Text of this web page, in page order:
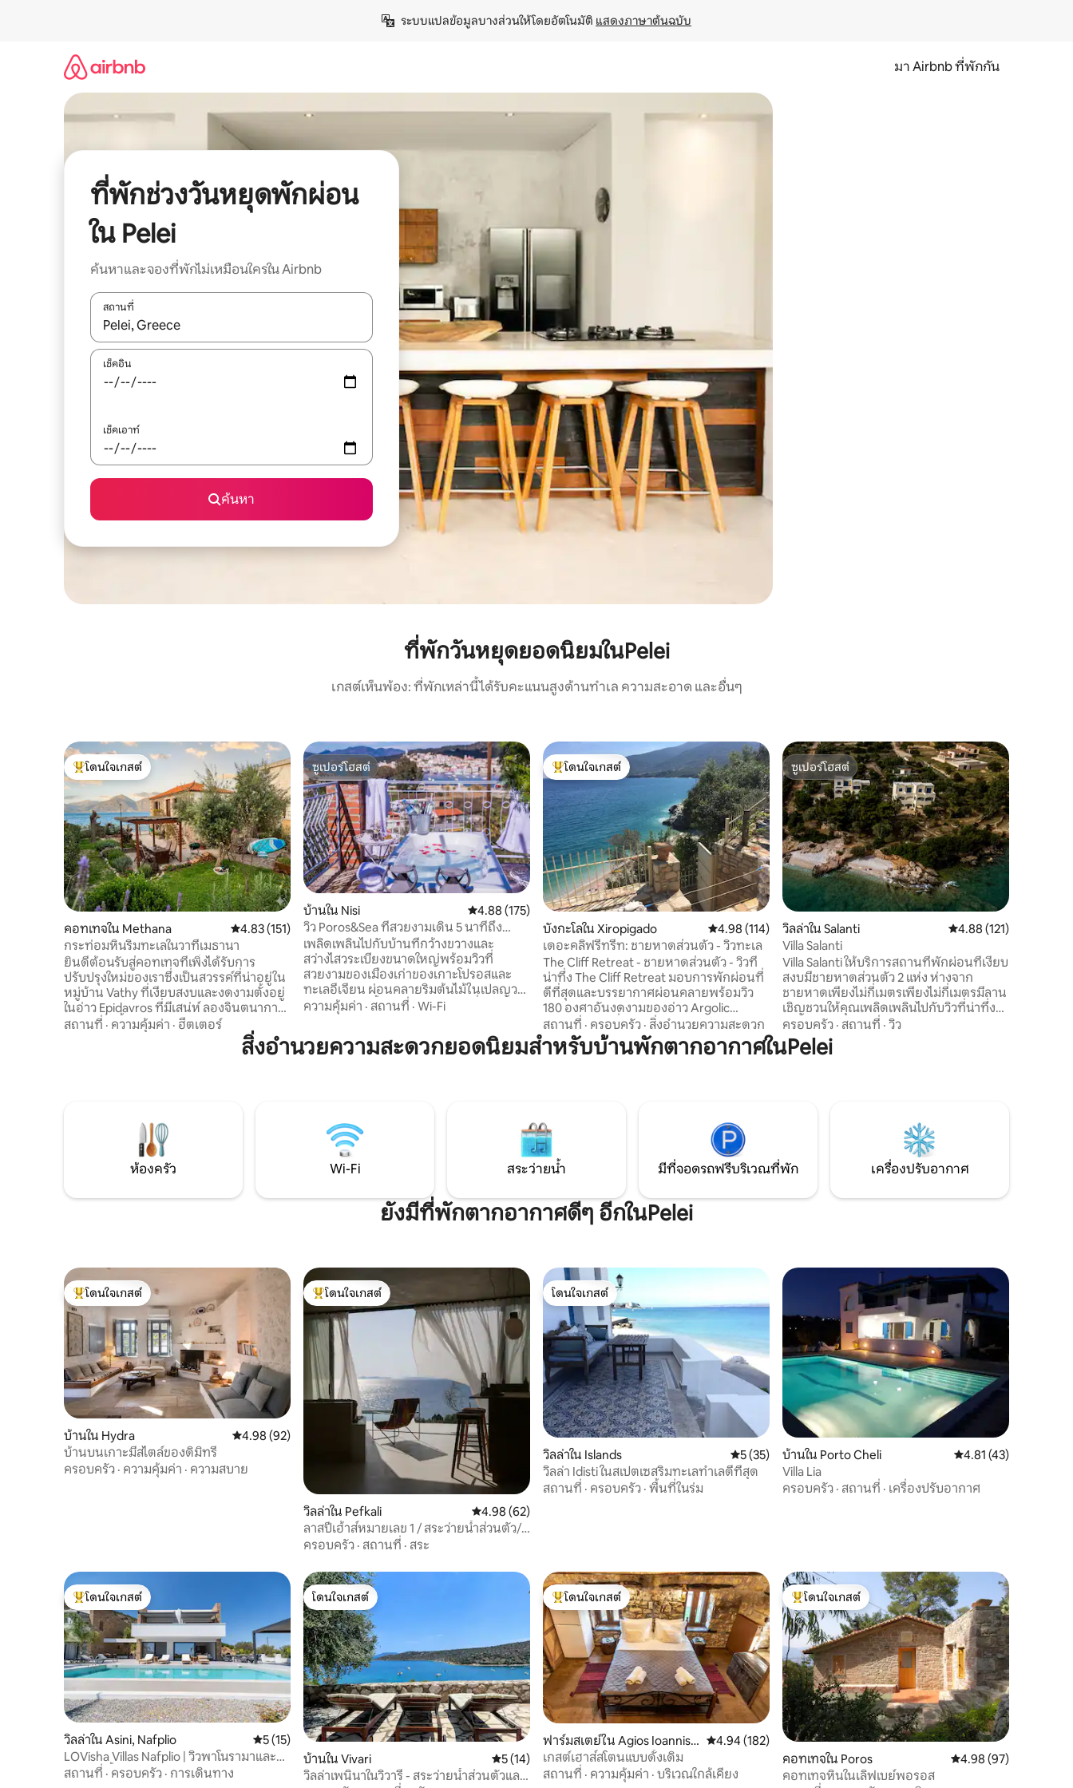
ระบบแปลข้อมูลบางส่วนให้โดยอัตโนมัติ แสดงภาษาต้นฉบับ
มา Airbnb ที่พักกัน
ที่พักช่วงวันหยุดพักผ่อน
ใน Pelei
ค้นหาและจองที่พักไม่เหมือนใครใน Airbnb
สถานที่
ใช้ลูกศรขึ้นลง หรือใช้การสัมผัสหรือปัด เพื่อสำรวจผลการค้นหา
เช็คอิน
เช็คเอาท์
ค้นหา
ที่พักวันหยุดยอดนิยมในPelei
เกสต์เห็นพ้อง: ที่พักเหล่านี้ได้รับคะแนนสูงด้านทำเล ความสะอาด และอื่นๆ
โดนใจเกสต์ที่สุด
โดนใจเกสต์
คอทเทจใน Methana คะแนนเฉลี่ย 4.83 จาก 5, 151 รีวิว
4.83 (151)
กระท่อมหินริมทะเลในวาทีเมธานา
ยินดีต้อนรับสู่คอทเทจที่เพิ่งได้รับการ
ปรับปรุงใหม่ของเราซึ่งเป็นสวรรค์ที่น่าอยู่ใน
หมู่บ้าน Vathy ที่เงียบสงบและงดงามตั้งอยู่
ในอ่าว Epidavros ที่มีเสน่ห์ ลองจินตนาการ
ถึงการตื่นขึ้นมาฟังเสียงเบาๆของทะเลห่าง
จากหน้าประตูของคุณเพียงไม่กี่ก้าว ไม่ว่า
คุณจะเป็นนักว่ายน้ำตัวยงชาวประมงที่
ปุยของคุณสามารถเล่นได้อย่างปลอดภัย
สถานที่ · ความคุ้มค่า · ฮีตเตอร์
ซูเปอร์โฮสต์
ซูเปอร์โฮสต์
บ้านใน Nisi คะแนนเฉลี่ย 4.88 จาก 5, 175 รีวิว
4.88 (175)
วิว Poros&Sea ที่สวยงามเดิน 5 นาทีถึง
ชายหาด!
เพลิดเพลินไปกับบ้านที่กว้างขวางและ
สว่างไสวระเบียงขนาดใหญ่พร้อมวิวที่
สวยงามของเมืองเก่าของเกาะโปรอสและ
ทะเลอีเจียน ผ่อนคลายริมต้นไม้ในเปลญวน
หรืออ่างอาบน้ำกลางแจ้งในขณะที่จิบไวน์
หรือกาแฟยามเช้าดูเรือแล่นผ่านไปมา ที่พัก
ของเราเหมาะสำหรับครอบครัวและเพื่อนๆ
จุดที่ยอดเยี่ยมที่คุณสามารถสำรวจ Poros
เยี่ยมชมได้
ความคุ้มค่า · สถานที่ · Wi-Fi
โดนใจเกสต์ที่สุด
โดนใจเกสต์
บังกะโลใน Xiropigado คะแนนเฉลี่ย 4.98 จาก 5, 114 รีวิว
4.98 (114)
เดอะคลิฟรีทรีท: ชายหาดส่วนตัว - วิวทะเล
The Cliff Retreat - ชายหาดส่วนตัว - วิวที่
น่าทึ่ง The Cliff Retreat มอบการพักผ่อนที่
ดีที่สุดและบรรยากาศผ่อนคลายพร้อมวิว
180 องศาอันงดงามของอ่าว Argolic
ประสบการณ์ที่ไม่เหมือนใครอย่างแท้จริง
เดินลงบันไดหินแกะสลักผ่านทางเข้าส่วนตัว
ไปยังชายหาดกรวดน้ำสีฟ้าใส ห้องพักแต่ละ
สัปดาห์สุดโรแมนติก
สถานที่ · ครอบครัว · สิ่งอำนวยความสะดวก
ซูเปอร์โฮสต์
ซูเปอร์โฮสต์
วิลล่าใน Salanti คะแนนเฉลี่ย 4.88 จาก
4.88 (121)
Villa Salanti
Villa Salanti ให้บริการสถานที่พักผ่อนที่เงียบ
สงบมีชายหาดส่วนตัว 2 แห่ง ห่างจาก
ชายหาดเพียงไม่กี่เมตรเพียงไม่กี่เมตรมีลาน
เชิญชวนให้คุณเพลิดเพลินไปกับวิวที่น่าทึ่ง
ของทะเลอีเจียน ภายในบ้านจะมี 2 ห้องนอน
ห้องครัวที่มีอุปกรณ์ครบครันพร้อมที่นั่ง
สบายๆและห้องน้ำ 1 ห้องครึ่ง ในตอนเย็น
ครอบครัว · สถานที่ · วิว
สิ่งอำนวยความสะดวกยอดนิยมสำหรับบ้านพักตากอากาศในPelei
ห้องครัว Wi-Fi สระว่ายน้ำ มีที่จอดรถฟรีบริเวณที่พัก เครื่องปรับอากาศ
ยังมีที่พักตากอากาศดีๆ อีกในPelei
โดนใจเกสต์ที่สุด
โดนใจเกสต์
บ้านใน Hydra คะแนนเฉลี่ย 4.98 จาก 5, 92 รีวิว
4.98 (92)
บ้านบนเกาะมีสไตล์ของดิมิทรี
ครอบครัว · ความคุ้มค่า · ความสบาย
โดนใจเกสต์ที่สุด
โดนใจเกสต์
วิลล่าใน Pefkali คะแนนเฉลี่ย 4.98 จาก 5, 62 รีวิว
4.98 (62)
ลาสปีเฮ้าส์หมายเลข 1 / สระว่ายน้ำส่วนตัว/
วิวทะเล
ครอบครัว · สถานที่ · สระ
โดนใจเกสต์
โดนใจเกสต์
วิลล่าใน Islands คะแนนเฉลี่ย 5 จาก 5, 35 รีวิว
5 (35)
วิลล่า Idisti ในสเปตเซสริมทะเลทำเลดีที่สุด
สถานที่ · ครอบครัว · พื้นที่ในร่ม
บ้านใน Porto Cheli คะแนนเฉลี่ย 4.81 จาก
4.81 (43)
Villa Lia
ครอบครัว · สถานที่ · เครื่องปรับอากาศ
โดนใจเกสต์ที่สุด
โดนใจเกสต์
วิลล่าใน Asini, Nafplio คะแนนเฉลี่ย 5 จาก 5, 15 รีวิว
5 (15)
LOVisha Villas Nafplio | วิวพาโนรามาและ
สระว่ายน้ำ
สถานที่ · ครอบครัว · การเดินทาง
โดนใจเกสต์
โดนใจเกสต์
บ้านใน Vivari คะแนนเฉลี่ย 5 จาก 5, 14 รีวิว
5 (14)
วิลล่าเพนินาในวิวารี - สระว่ายน้ำส่วนตัวและ
โดนใจเกสต์ที่สุด
โดนใจเกสต์
ฟาร์มสเตย์ใน Agios Ioannis K
orinthias
คะแนนเฉลี่ย 4.94 จาก 5, 182 รีวิว
4.94 (182)
เกสต์เฮาส์สโตนแบบดั้งเดิม
สถานที่ · ความคุ้มค่า · บริเวณใกล้เคียง
โดนใจเกสต์ที่สุด
โดนใจเกสต์
คอทเทจใน Poros คะแนนเฉลี่ย 4.98 จาก
4.98 (97)
คอทเทจหินในเลิฟเบย์พอรอส